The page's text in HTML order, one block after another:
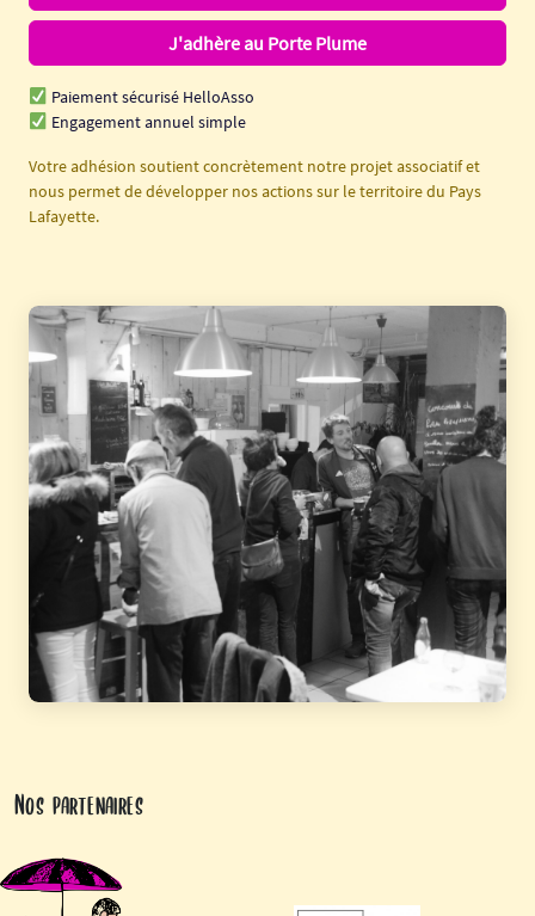
J'adhère au Porte Plume
Paiement sécurisé HelloAsso
Engagement annuel simple
Votre adhésion soutient concrètement notre projet associatif et
nous permet de développer nos actions sur le territoire du Pays
Lafayette.
Nos partenaires